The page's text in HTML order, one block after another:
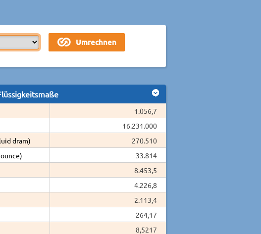
1.056,7
16.231.000
dram)
270.510
33.814
8.453,5
4.226,8
2.113,4
264,17
8,5217